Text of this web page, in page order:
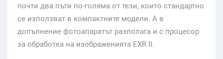
почти два пъти по-голяма от тези, които стандартно
се използват в компактните модели. А в
допълнение фотоапаратът разполага и с процесор
за обработка на изображенията EXR II.